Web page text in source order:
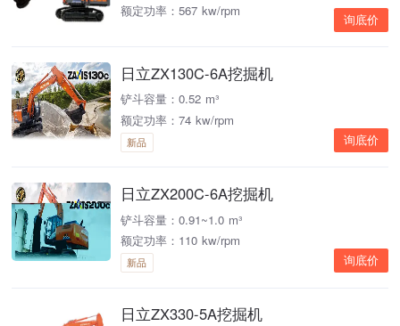
额定功率：567 kw/rpm
询底价
日立ZX130C-6A挖掘机
铲斗容量：0.52 m³
额定功率：74 kw/rpm
新品 询底价
日立ZX200C-6A挖掘机
铲斗容量：0.91~1.0 m³
额定功率：110 kw/rpm
新品 询底价
日立ZX330-5A挖掘机